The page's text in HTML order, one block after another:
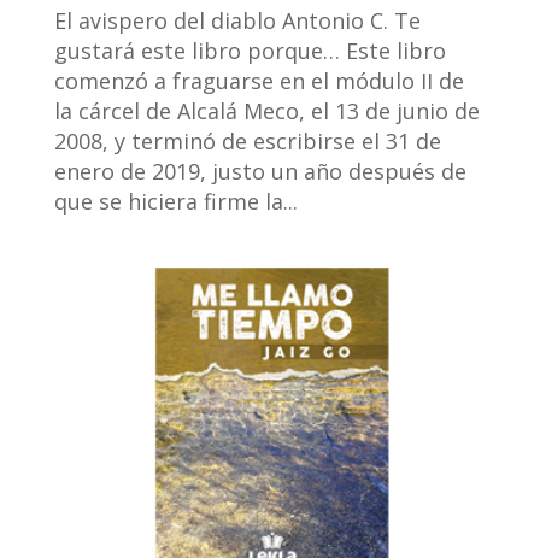
El avispero del diablo Antonio C. Te
gustará este libro porque… Este libro
comenzó a fraguarse en el módulo II de
la cárcel de Alcalá Meco, el 13 de junio de
2008, y terminó de escribirse el 31 de
enero de 2019, justo un año después de
que se hiciera firme la...